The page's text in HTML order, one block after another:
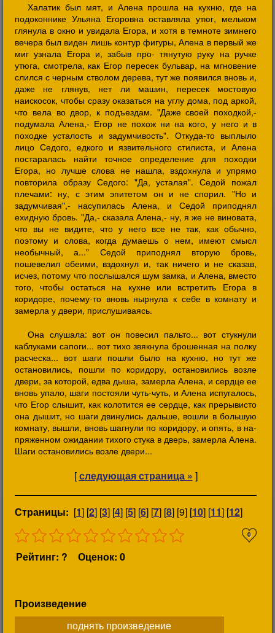
Халатик был мят, и Алена прошла на кухню, где на
подоконнике Ульяна Егоровна оставляла утюг, мельком
глянула в окно и увидала Егора, и хотя в темноте зимнего
вечера был виден лишь контур фигуры, Алена в первый же
миг узнала Егора и, забыв про- тянутую руку на ручке
утюга, смотрела, как Егор пересек бульвар, на мгновение
слился с черным стволом дерева, тут же появился вновь и,
даже не глянув, нет ли машин, пересек мостовую
наискосок, чтобы сразу оказаться на углу дома, под аркой,
что вела во двор, к подъездам. "Даже своей походкой,-
подумала Алена,- Егор не похож ни на кого, у него и в
походке усталость и задумчивость". Откуда-то выплыло
лицо Седого, едкого и язвительного стилиста, и Алена
постаралась найти точное определение для походки
Егора, но лучше слова не нашла, вздохнула и упрямо
повторила образу Седого: "Да, усталая". Седой пожал
плечами: ну, с этим эпитетом он и не спорил. "Но и
задумчивая",- насупилась Алена, и Седой приподнял
ехидную бровь. "Да,- сказала Алена,- ну, я же не виновата,
что вы не видите, что у него все не так, как обычно,
поэтому и слова, когда думаешь о нем, имеют смысл
необычный, а..." Седой приподнял вторую бровь,
пошевелил обеими, вздохнул и, так ничего и не сказав,
исчез, потому что послышался шум замка, и Алена, вместо
того, чтобы остаться на кухне или встретить Егора в
коридоре, почему-то вновь нырнула к себе в комнату и
замерла у двери, прислушиваясь.
Она слушала: вот он повесил пальто... вот стукнули
каблуками сапоги... вот тихо звякнула брошенная на полку
расческа... вот шаги пошли было на кухню, но тут же
остановились, пошли по коридору, остановились возле
двери, за которой, едва дыша, замерла Алена, и сердце ее
вновь упало, шаги постояли чуть-чуть, и Алена испугалось,
что Егор слышит, как колотится ее сердце, как прерывисто
она дышит, но шаги двинулись дальше, вошли в большую
комнату, вышли, вновь шагнули по коридору, и опять, в на-
пряженном ожидании тихого стука в дверь, замерла Алена.
Шаги остановились возле двери...
[следующая страница » ]
Страницы: [1] [2] [3] [4] [5] [6] [7] [8] [9] [10] [11] [12]
0
Рейтинг: ? Оценок: 0
Произведение
поднять произведение